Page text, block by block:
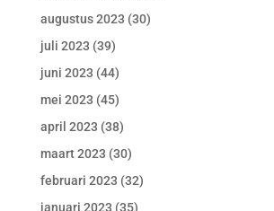
augustus 2023 (30)
juli 2023 (39)
juni 2023 (44)
mei 2023 (45)
april 2023 (38)
maart 2023 (30)
februari 2023 (32)
januari 2023 (35)